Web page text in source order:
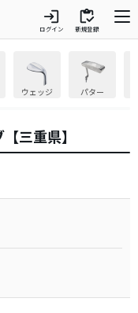
login
ログイン
inventory
新規登録
ウェッジ パター
三重県】